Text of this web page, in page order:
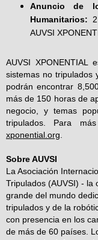
Anuncio de
Humanitarios:
AUVSI
AUVSI
sistemas no tripulados
podrán encontrar
más de 150 horas de
negocio, y temas
tripulados. Para
xponential.org
Sobre AUVSI
La Asociación
Tripulados (AUVSI) - la
grande del mundo
tripulados y de la
con presencia en los
de más de 60 países.